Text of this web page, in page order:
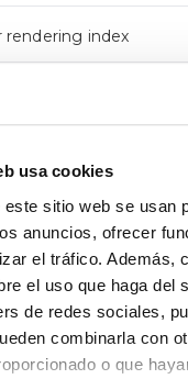
usa cookies
sitio web se usan
anuncios, ofrecer
el tráfico. Además,
el uso que haga del
de redes sociales,
combinarla con
o que
rendering index
Finish
index